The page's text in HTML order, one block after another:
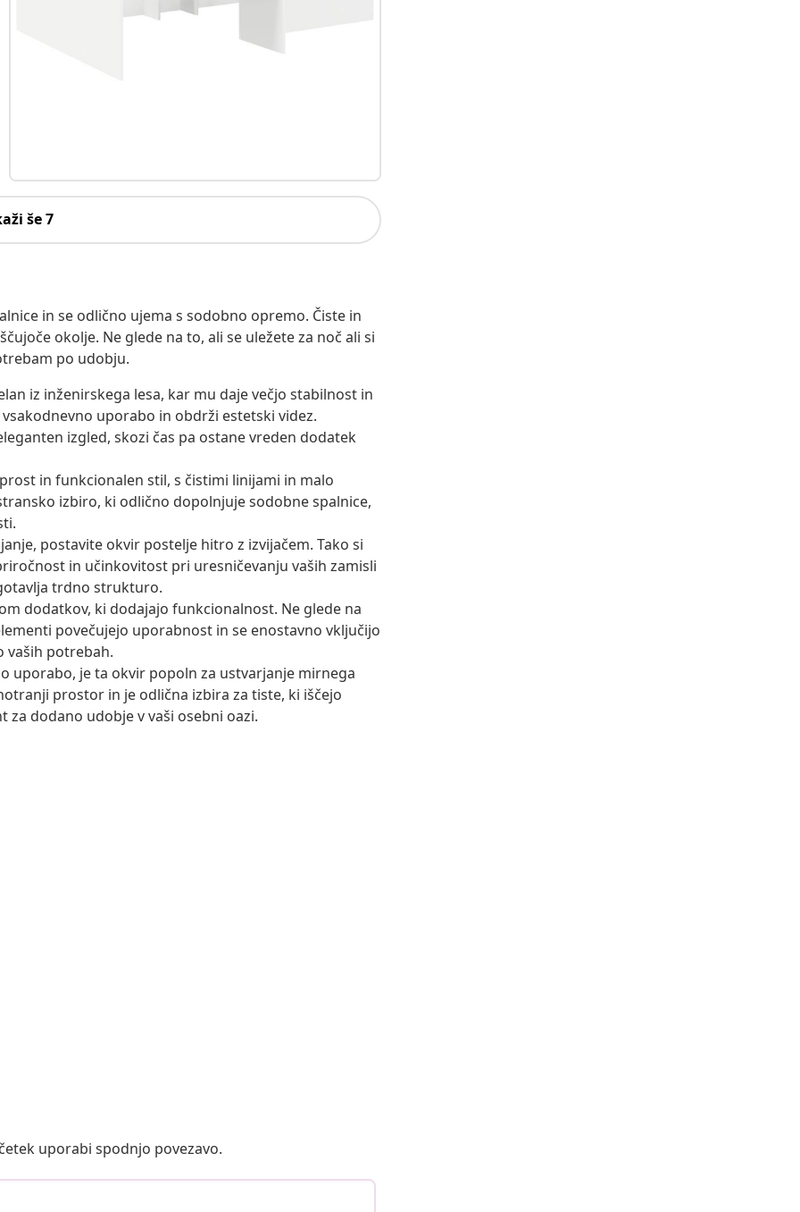
še 7
in se odlično ujema s sodobno opremo. Čiste in
okolje. Ne glede na to, ali se uležete za noč ali si
po udobju.
iz inženirskega lesa, kar mu daje večjo stabilnost in
uporabo in obdrži estetski videz.
izgled, skozi čas pa ostane vreden dodatek
in funkcionalen stil, s čistimi linijami in malo
izbiro, ki odlično dopolnjuje sodobne spalnice,
postavite okvir postelje hitro z izvijačem. Tako si
in učinkovitost pri uresničevanju vaših zamisli
trdno strukturo.
dodatkov, ki dodajajo funkcionalnost. Ne glede na
povečujejo uporabnost in se enostavno vključijo
vaših potrebah.
uporabo, je ta okvir popoln za ustvarjanje mirnega
prostor in je odlična izbira za tiste, ki iščejo
za dodano udobje v vaši osebni oazi.
uporabi spodnjo povezavo.